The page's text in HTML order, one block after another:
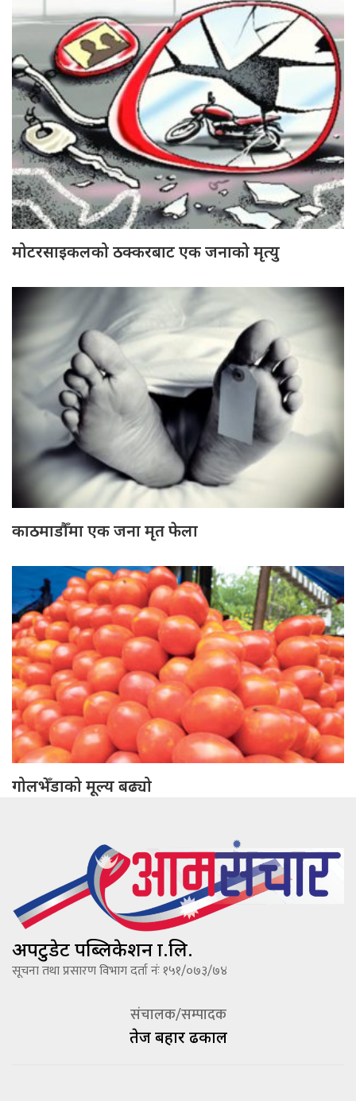
मोटरसाइकलको ठक्करबाट एक जनाको मृत्यु
काठमाडौँमा एक जना मृत फेला
गोलभेँडाको मूल्य बढ्यो
अपटुडेट पब्लिकेशन प्रा.लि.
सूचना तथा प्रसारण विभाग दर्ता नंः १५१/०७३/७४
संचालक/सम्पादक
तेज बहादूर ढकाल